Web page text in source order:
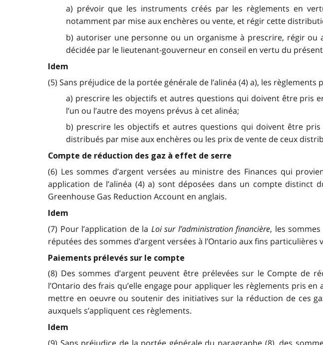
a) prévoir que les instruments créés par les règlements en
notamment par mise aux enchères ou vente, et régir cette
b) autoriser une personne ou un organisme à prescrire, régir
décidée par le lieutenant-gouverneur en conseil en vertu du
Idem
(5) Sans préjudice de la portée générale de l’alinéa (4) a), les
a) prescrire les objectifs et autres questions qui doivent être pris
l’un ou l’autre des moyens prévus à cet alinéa;
b) prescrire les objectifs et autres questions qui doivent être
distribués par mise aux enchères ou les prix de vente de ceux
Compte de réduction des gaz à effet de serre
(6) Les sommes d’argent versées au ministre des Finances qui
application de l’alinéa (4) a) sont déposées dans un compte
Greenhouse Gas Reduction Account en anglais.
Idem
(7) Pour l’application de la Loi sur l’administration financière, les
réputées des sommes d’argent versées à l’Ontario aux fins particulières
Paiements prélevés sur le compte
(8) Des sommes d’argent peuvent être prélevées sur le Compte
l’Ontario des frais qu’elle engage pour appliquer les règlements pris
mettre en oeuvre ou soutenir des initiatives sur la réduction de ces
auxquels s’appliquent ces règlements.
Idem